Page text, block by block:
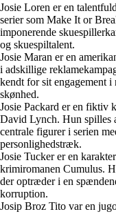
Josie Loren er en
serier som Make It or
imponerende
og skuespiltalent.
Josie Maran er en
i adskillige
kendt for sit engagement
skønhed.
Josie Packard er en fiktiv
David Lynch. Hun spilles
centrale figurer i serien
personlighedstræk.
Josie Tucker er en
krimiromanen Cumulus.
der optræder i en
korruption.
Josip Broz Tito var en